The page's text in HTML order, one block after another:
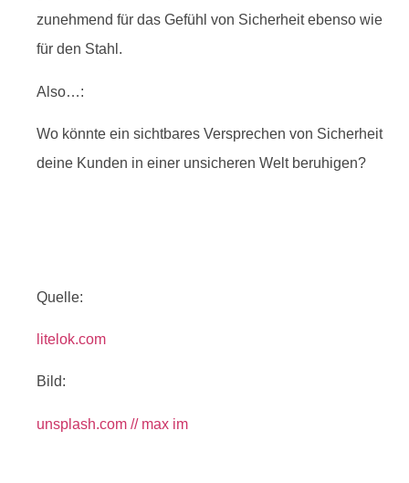
zunehmend für das Gefühl von Sicherheit ebenso wie
für den Stahl.
Also…:
Wo könnte ein sichtbares Versprechen von Sicherheit
deine Kunden in einer unsicheren Welt beruhigen?
Quelle:
litelok.com
Bild:
unsplash.com // max im